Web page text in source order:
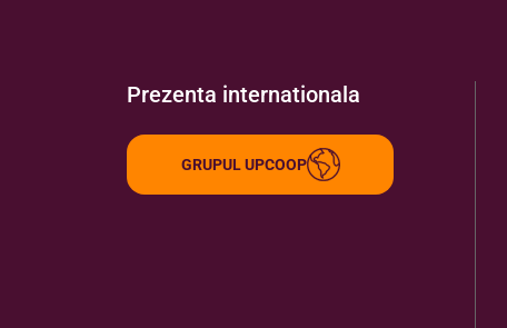
Prezenta internationala
GRUPUL UPCOOP